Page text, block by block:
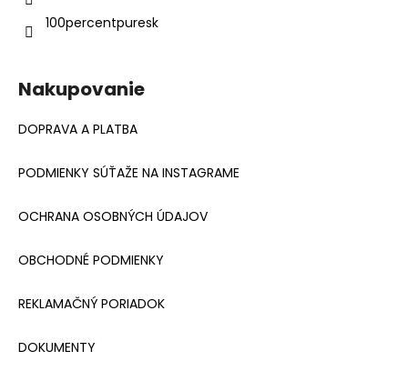
100percentpuresk
Nakupovanie
DOPRAVA A PLATBA
PODMIENKY SÚŤAŽE NA INSTAGRAME
OCHRANA OSOBNÝCH ÚDAJOV
OBCHODNÉ PODMIENKY
REKLAMAČNÝ PORIADOK
DOKUMENTY